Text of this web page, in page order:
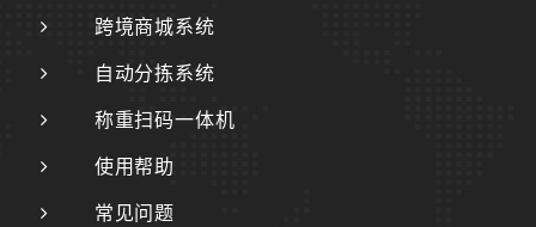
跨境商城系统
自动分拣系统
称重扫码一体机
使用帮助
常见问题